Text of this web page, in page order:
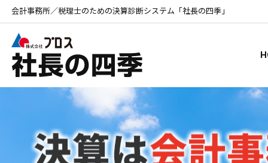
会計事務所／税理士のための決算診断システム「社長の四季」